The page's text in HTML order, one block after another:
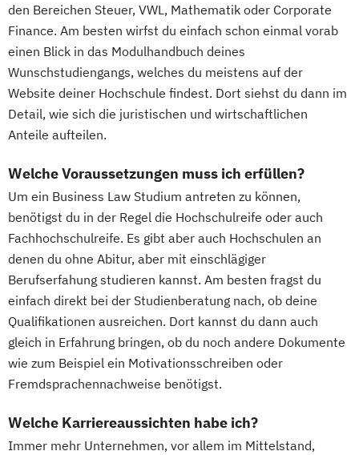
den Bereichen Steuer, VWL, Mathematik oder Corporate
Finance. Am besten wirfst du einfach schon einmal vorab
einen Blick in das Modulhandbuch deines
Wunschstudiengangs, welches du meistens auf der
Website deiner Hochschule findest. Dort siehst du dann im
Detail, wie sich die juristischen und wirtschaftlichen
Anteile aufteilen.
Welche Voraussetzungen muss ich erfüllen?
Um ein Business Law Studium antreten zu können,
benötigst du in der Regel die Hochschulreife oder auch
Fachhochschulreife. Es gibt aber auch Hochschulen an
denen du ohne Abitur, aber mit einschlägiger
Berufserfahung studieren kannst. Am besten fragst du
einfach direkt bei der Studienberatung nach, ob deine
Qualifikationen ausreichen. Dort kannst du dann auch
gleich in Erfahrung bringen, ob du noch andere Dokumente
wie zum Beispiel ein Motivationsschreiben oder
Fremdsprachennachweise benötigst.
Welche Karriereaussichten habe ich?
Immer mehr Unternehmen, vor allem im Mittelstand,